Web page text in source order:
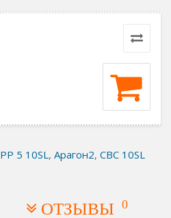
PP 5 10SL, Арагон2, СВС 10SL
ОТЗЫВЫ 0